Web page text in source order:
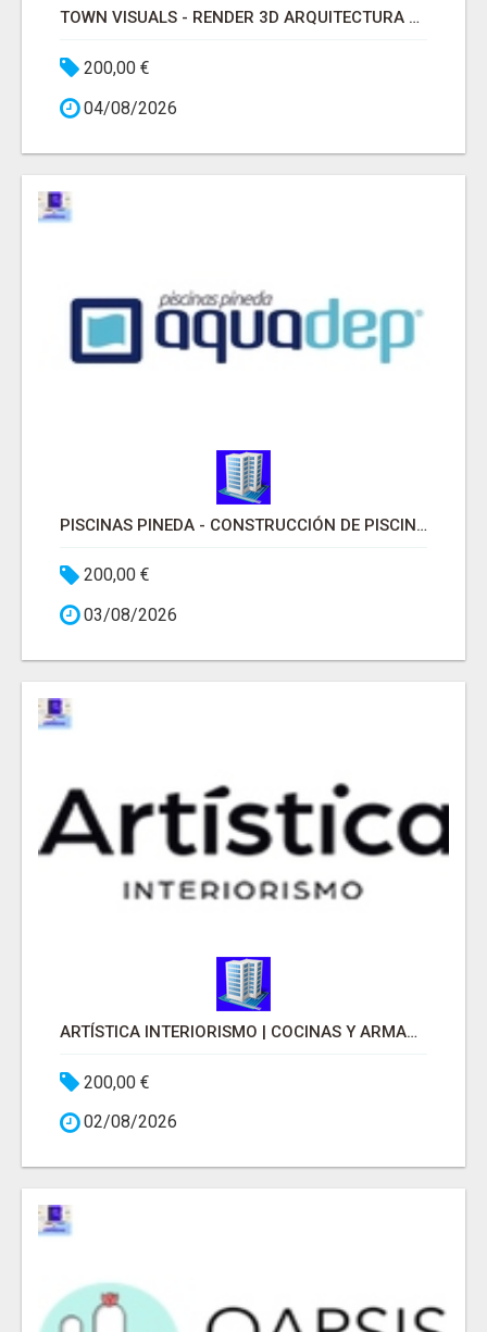
TOWN VISUALS - RENDER 3D ARQUITECTURA MADRID
200,00 €
04/08/2026
PISCINAS PINEDA - CONSTRUCCIÓN DE PISCINAS MADRID
200,00 €
03/08/2026
ARTÍSTICA INTERIORISMO | COCINAS Y ARMARIOS A MEDIDA
200,00 €
02/08/2026